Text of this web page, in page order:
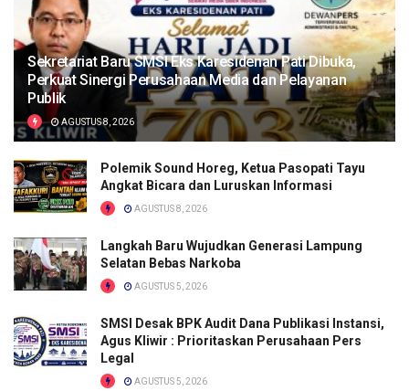
Sekretariat Baru SMSI Eks Karesidenan Pati Dibuka,
Perkuat Sinergi Perusahaan Media dan Pelayanan
Publik
AGUSTUS 8, 2026
Polemik Sound Horeg, Ketua Pasopati Tayu
Angkat Bicara dan Luruskan Informasi
AGUSTUS 8, 2026
Langkah Baru Wujudkan Generasi Lampung
Selatan Bebas Narkoba
AGUSTUS 5, 2026
SMSI Desak BPK Audit Dana Publikasi Instansi,
Agus Kliwir : Prioritaskan Perusahaan Pers
Legal
AGUSTUS 5, 2026